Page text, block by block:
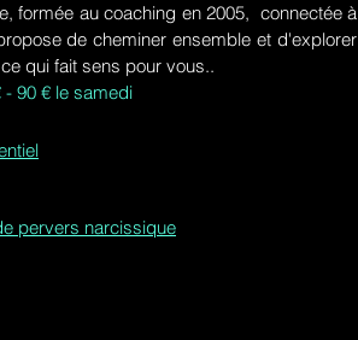
formée au coaching en 2005, connectée à
de cheminer ensemble et d'explorer
qui fait sens pour vous..
- 90 € le samedi
pervers narcissique